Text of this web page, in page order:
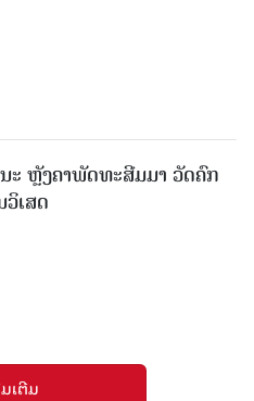
ະ ຫຼັງຄາພັດທະສີມມາ ວັດຄົກ
ວິເສດ
ເຕີມ